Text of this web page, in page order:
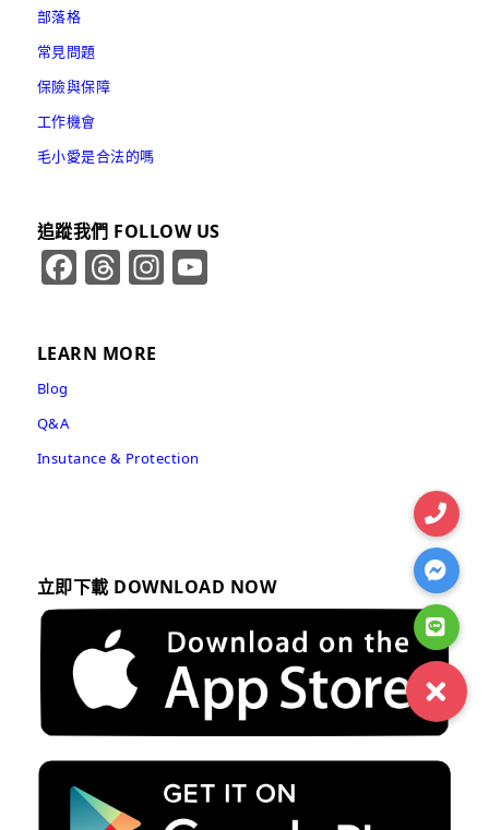
部落格
常見問題
保險與保障
工作機會
毛小愛是合法的嗎
追蹤我們 FOLLOW US
FacebookThreads Instagram
LEARN MORE
Blog
Q&A
Insutance & Protection
立即下載 DOWNLOAD NOW